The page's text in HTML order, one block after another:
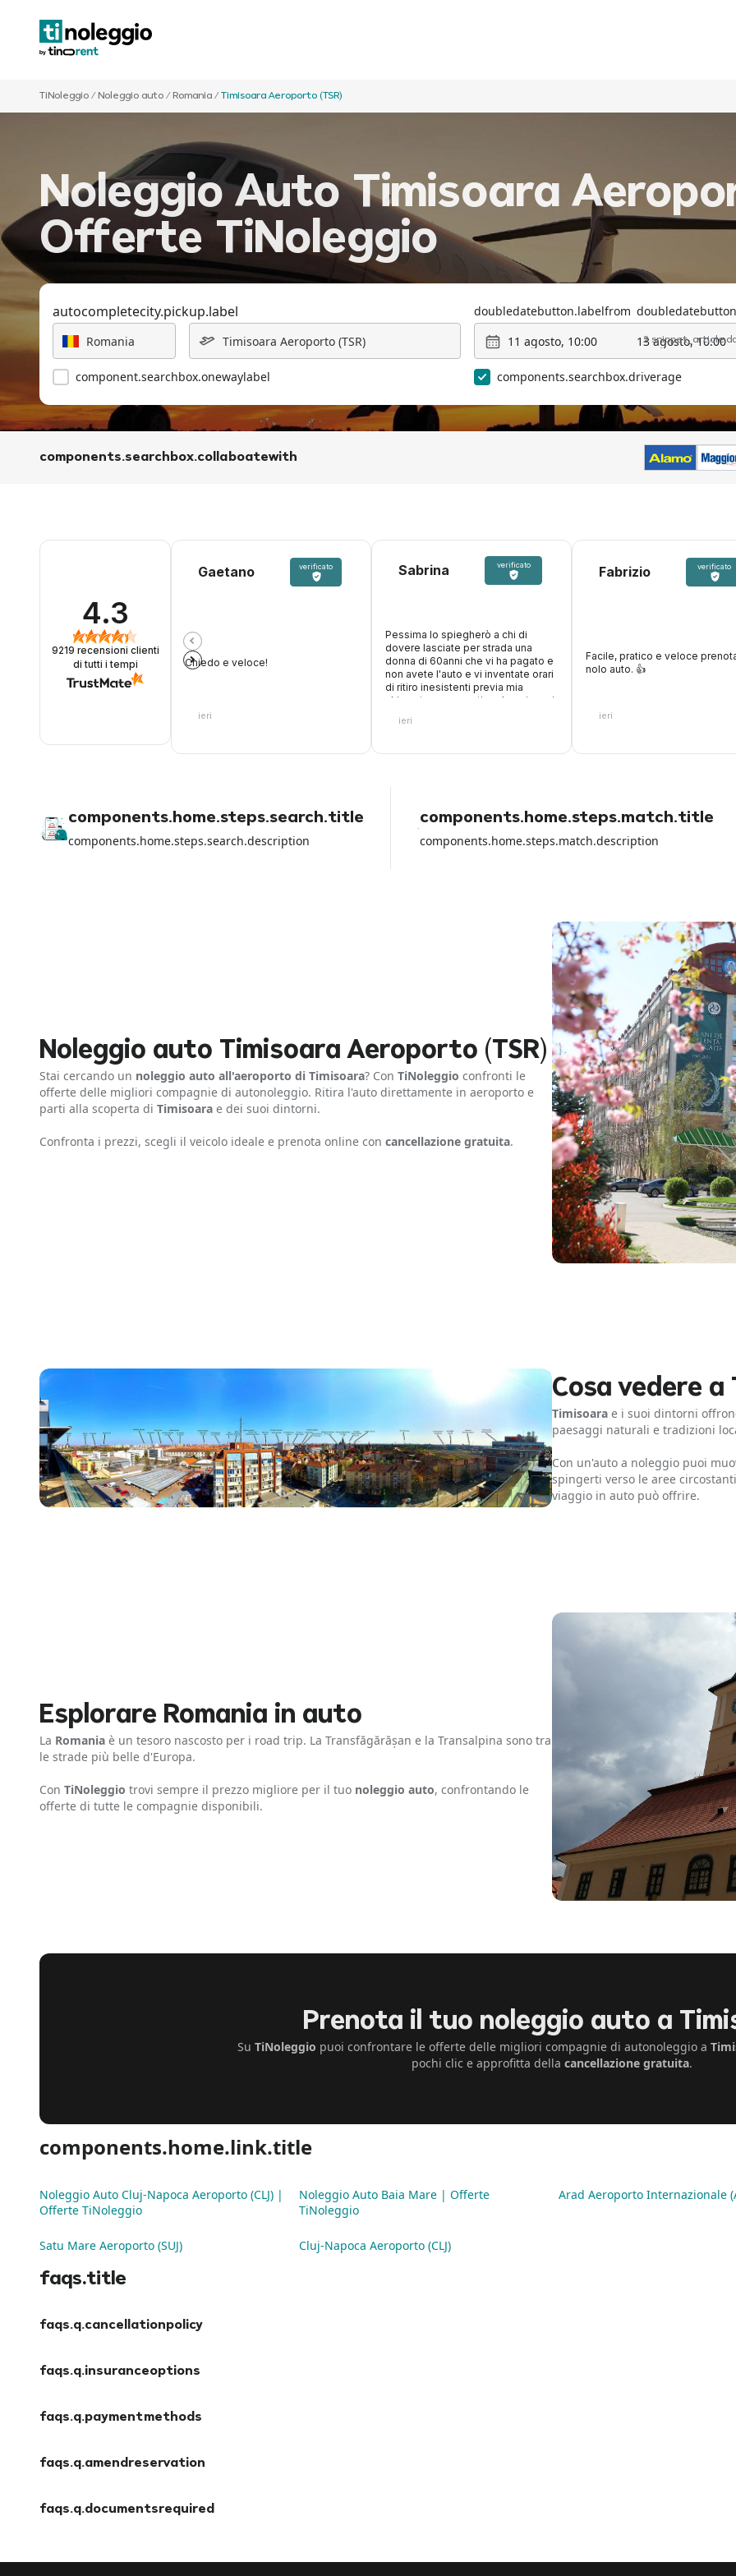
TiNoleggio / Noleggio auto / Romania /Timisoara Aeroporto (TSR)
Noleggio Auto Timisoara
Offerte TiNoleggio
autocompletecity.pickup.label
component.searchbox.onewaylabel
doubledatebutton.labelfrom
11 agosto, 10:00
13 agosto, 10:00
2
components.searchbox.driverage
components.searchbox.collaboatewith
4.3
9219 recensioni clienti
di tutti i tempi
Gaetano verificato
Chiedo e veloce!
ieri
Sabrina verificato
Pessima lo spiegherò a chi di
dovere lasciate per strada una
donna di 60anni che vi ha pagato e
non avete l'auto e vi inventate orari
di ritiro inesistenti previa mia
chiamata per avvertire, due giovani
supponente, niente di buono. Una
ieri
Fabrizio verificato
Facile, pratico e veloce
nolo auto. 👍️
ieri
components.home.steps.search.title
components.home.steps.search.description
components.home.steps.match.title
components.home.steps.match.description
Noleggio auto Timisoara Aeroporto (TSR)
Stai cercando un noleggio auto all'aeroporto di Timisoara? Con TiNoleggio confronti le
offerte delle migliori compagnie di autonoleggio. Ritira l'auto direttamente in aeroporto e
parti alla scoperta di Timisoara e dei suoi dintorni.
Confronta i prezzi, scegli il veicolo ideale e prenota online con cancellazione gratuita.
Cosa vedere
Timisoara e i suoi dintorni
paesaggi naturali e tradizioni
Con un'auto a noleggio puoi
spingerti verso le aree
viaggio in auto può offrire.
Esplorare Romania in auto
La Romania è un tesoro nascosto per i road trip. La Transfăgărășan e la Transalpina sono tra
le strade più belle d'Europa.
Con TiNoleggio trovi sempre il prezzo migliore per il tuo noleggio auto, confrontando le
offerte di tutte le compagnie disponibili.
Prenota il tuo noleggio auto a
Su TiNoleggio puoi confrontare le offerte delle migliori compagnie di autonoleggio a
pochi clic e approfitta della cancellazione gratuita.
components.home.link.title
Noleggio Auto Cluj-Napoca Aeroporto (CLJ) |
Offerte TiNoleggio
Noleggio Auto Baia Mare | Offerte
TiNoleggio
Arad Aeroporto Internazionale
Satu Mare Aeroporto (SUJ) Cluj-Napoca Aeroporto (CLJ)
faqs.title
faqs.q.cancellationpolicy
faqs.q.insuranceoptions
faqs.q.paymentmethods
faqs.q.amendreservation
faqs.q.documentsrequired